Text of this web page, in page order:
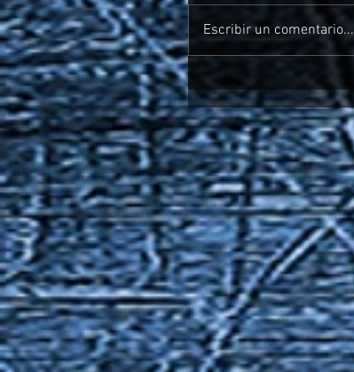
Escribir un comentario...